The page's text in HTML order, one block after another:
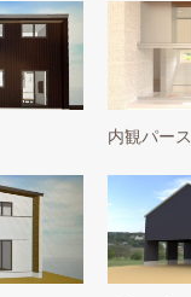
内観パース